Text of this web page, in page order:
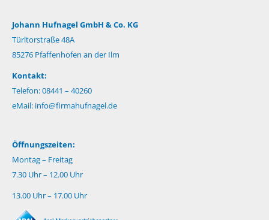
Johann Hufnagel GmbH & Co. KG
Türltorstraße 48A
85276 Pfaffenhofen an der Ilm
Kontakt:
Telefon: 08441 – 40260
eMail: info@firmahufnagel.de
Öffnungszeiten:
Montag – Freitag
7.30 Uhr – 12.00 Uhr
13.00 Uhr – 17.00 Uhr